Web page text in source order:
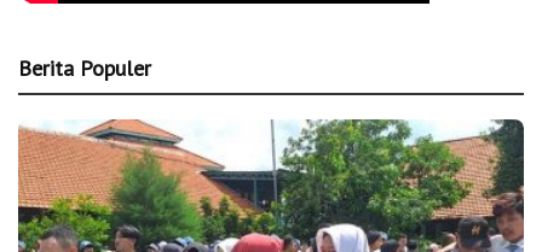
Berita Populer